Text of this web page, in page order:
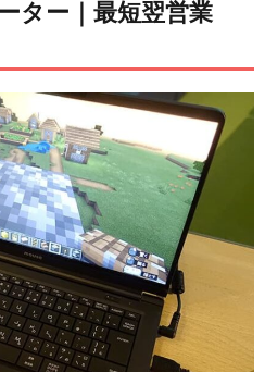
ター｜最短翌営業